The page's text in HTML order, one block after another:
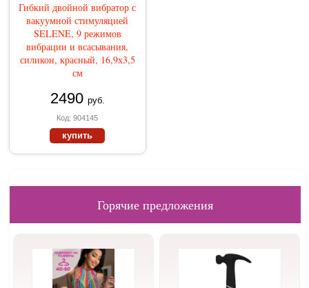
Гибкий двойной вибратор с
вакуумной стимуляцией
SELENE, 9 режимов
вибрации и всасывания,
силикон, красный, 16,9х3,5
см
2490 руб.
Код: 904145
купить
Горячие предложения